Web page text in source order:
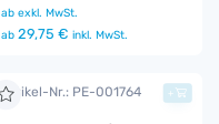
ab exkl. MwSt.
ab 29,75 € inkl. MwSt.
Artikel-Nr.: PE-001764 +